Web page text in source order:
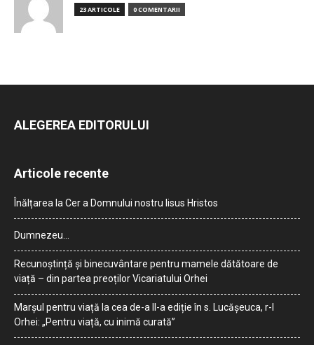
23 ARTICOLE 0 COMENTARII
ALEGEREA EDITORULUI
Articole recente
Înălțarea la Cer a Domnului nostru Iisus Hristos
Dumnezeu…
Recunoștință și binecuvântare pentru mamele dătătoare de
viață – din partea preoților Vicariatului Orhei
Marșul pentru viață la cea de-a II-a ediție în s. Lucășeuca, r-l
Orhei: „Pentru viață, cu inimă curată”